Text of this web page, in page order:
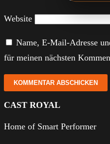
Website
Name, E-Mail-Adresse
für meinen nächsten
CAST ROYAL
Home of Smart Performer